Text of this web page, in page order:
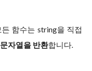
함수는 string을 직접
자열을 반환합니다.